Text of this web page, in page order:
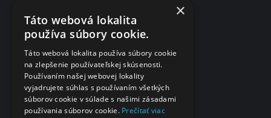
Dotazník spokojnosti po vyšetrení
Fakturačné údaje
eČasenka s.r.o.
Svätoplukova 2
984 01 Lučenec
Slovensko
×
Táto webová lokalita
používa súbory cookie.
Táto webová lokalita používa súbory cookie
na zlepšenie používateľskej skúsenosti.
Používaním našej webovej lokality
vyjadrujete súhlas s používaním všetkých
súborov cookie v súlade s našimi zásadami
používania súborov cookie. Prečítať viac